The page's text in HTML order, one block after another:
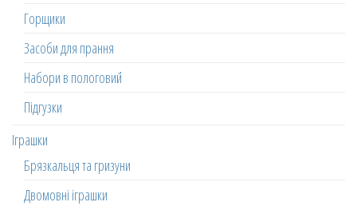
Горщики
Засоби для прання
Набори в пологовий
Підгузки
Іграшки
Брязкальця та гризуни
Двомовні іграшки